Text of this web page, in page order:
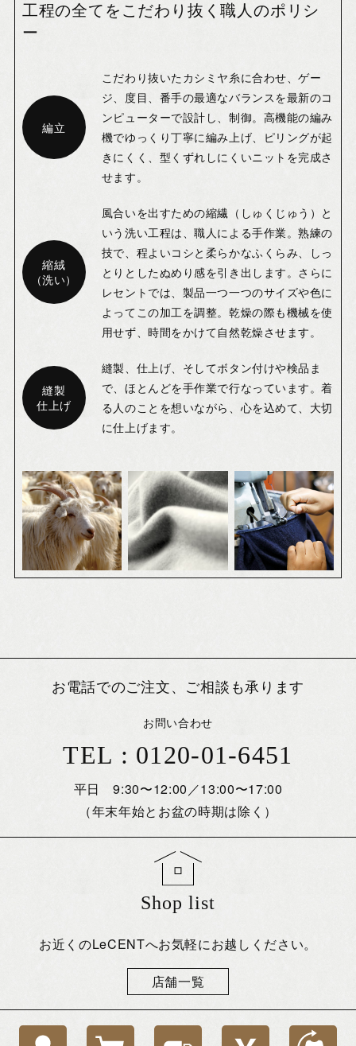
工程の全てをこだわり抜く職人のポリシ
ー
編立
こだわり抜いたカシミヤ糸に合わせ、ゲー
ジ、度目、番手の最適なバランスを最新のコ
ンピューターで設計し、制御。高機能の編み
機でゆっくり丁寧に編み上げ、ピリングが起
きにくく、型くずれしにくいニットを完成さ
せます。
縮絨
（洗い）
風合いを出すための縮繊（しゅくじゅう）と
いう洗い工程は、職人による手作業。熟練の
技で、程よいコシと柔らかなふくらみ、しっ
とりとしたぬめり感を引き出します。さらに
レセントでは、製品一つ一つのサイズや色に
よってこの加工を調整。乾燥の際も機械を使
用せず、時間をかけて自然乾燥させます。
縫製
仕上げ
縫製、仕上げ、そしてボタン付けや検品ま
で、ほとんどを手作業で行なっています。着
る人のことを想いながら、心を込めて、大切
に仕上げます。
お電話でのご注文、ご相談も承ります
お問い合わせ
TEL : 0120-01-6451
平日 9:30〜12:00／13:00〜17:00
（年末年始とお盆の時期は除く）
Shop list
お近くのLeCENTへお気軽にお越しください。
店舗一覧